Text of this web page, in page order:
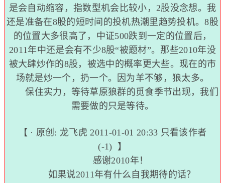
是会自动缩容，指数型机会比较小，2股没念想。我
还是准备在8股的短时间的投机热潮里趋势投机。8股
的位置大多很高了，中证500跌到一定的位置后，
2011年中还是会有不少8股“被题材”。那些2010年没
被大肆炒作的8股，被选中的概率更大些。现在的市
场就是炒一个，扔一个。因为羊不够，狼太多。
保住实力，等待草原狼群的觅食季节出现，我们
需要做的只是等待。
【 · 原创: 龙飞虎 2011-01-01 20:33 只看该作者
(-1) 】
感谢2010年！
如果说2011年有什么自我期待的话？